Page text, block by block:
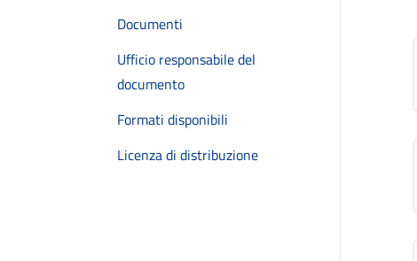
Documenti
Ufficio responsabile del
documento
Formati disponibili
Licenza di distribuzione